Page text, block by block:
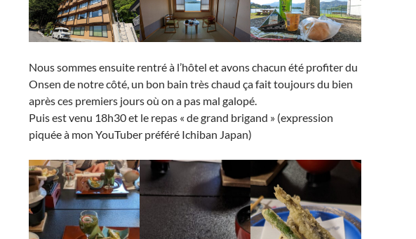
Nous sommes ensuite rentré à l’hôtel et avons chacun été profiter du
Onsen de notre côté, un bon bain très chaud ça fait toujours du bien
après ces premiers jours où on a pas mal galopé.
Puis est venu 18h30 et le repas « de grand brigand » (expression
piquée à mon YouTuber préféré Ichiban Japan)